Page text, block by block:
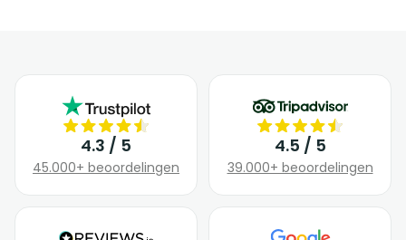
4.3 / 5
45.000+ beoordelingen
4.5 / 5
39.000+ beoordelingen